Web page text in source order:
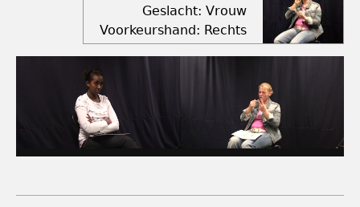
Geslacht: Vrouw
Voorkeurshand: Rechts